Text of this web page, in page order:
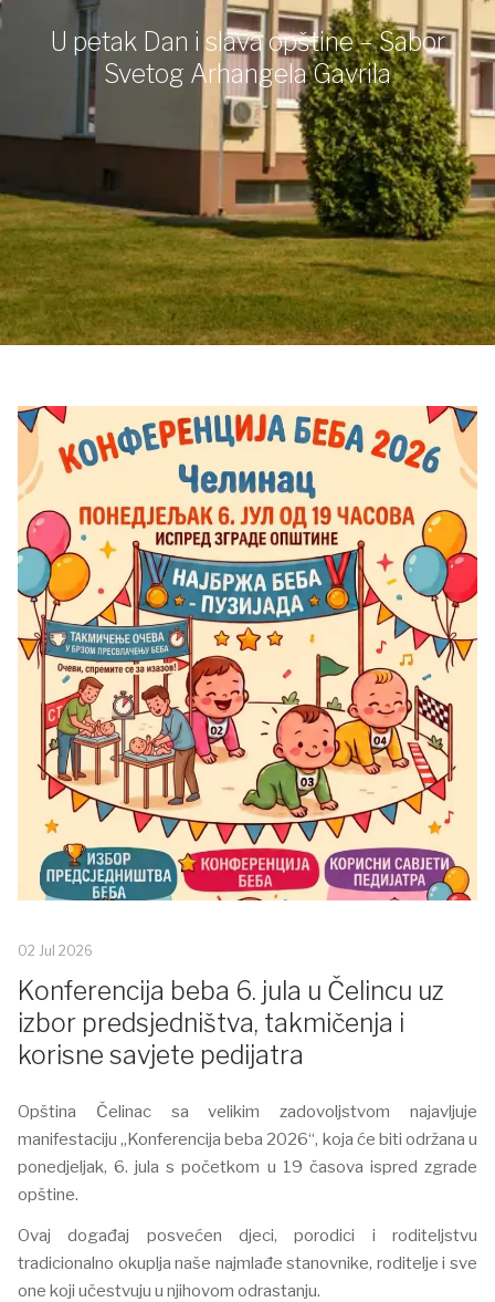
U petak Dan i slava opštine – Sabor
Svetog Arhangela Gavrila
02 Jul 2026
Konferencija beba 6. jula u Čelincu uz
izbor predsjedništva, takmičenja i
korisne savjete pedijatra
Opština Čelinac sa velikim zadovoljstvom najavljuje
manifestaciju „Konferencija beba 2026“, koja će biti održana u
ponedjeljak, 6. jula s početkom u 19 časova ispred zgrade
opštine.
Ovaj događaj posvećen djeci, porodici i roditeljstvu
tradicionalno okuplja naše najmlađe stanovnike, roditelje i sve
one koji učestvuju u njihovom odrastanju.